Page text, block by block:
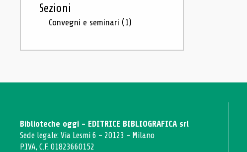
Sezioni
Convegni e seminari (1)
Biblioteche oggi - EDITRICE BIBLIOGRAFICA srl
Sede legale: Via Lesmi 6 - 20123 - Milano
P.IVA, C.F. 01823660152